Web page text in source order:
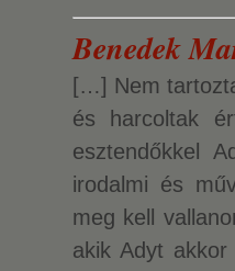
Benedek
[…] Nem
és harcoltak
esztendőkkel
irodalmi és
meg kell
akik Adyt